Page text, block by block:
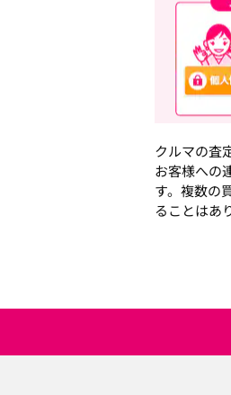
クルマの査
お客様への
す。複数の
ることはあ